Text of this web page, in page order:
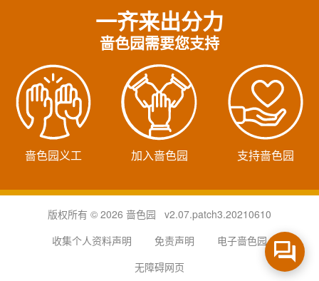
一齐来出分力
啬色园需要您支持
啬色园义工 加入啬色园 支持啬色园
版权所有 © 2026 啬色园 v2.07.patch3.20210610
收集个人资料声明
免责声明
电子啬色园
无障碍网页